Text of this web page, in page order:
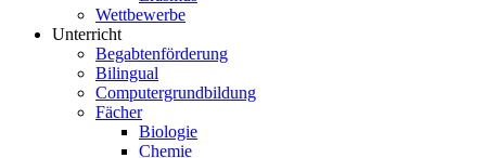
Wettbewerbe
Unterricht
Begabtenförderung
Bilingual
Computergrundbildung
Fächer
Biologie
Chemie